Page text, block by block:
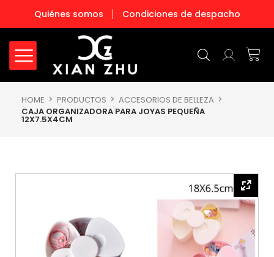
contenido
Quiénes somos Condiciones de despacho
HOME PRODUCTOS
ACCESORIOS DE BELLEZA
CAJA ORGANIZADORA PARA JOYAS PEQUEÑA
12X7.5X4CM